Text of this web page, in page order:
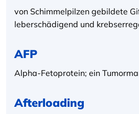
von Schimmelpilzen gebildete
leberschädigend und
AFP
Alpha-Fetoprotein; ein
Afterloading